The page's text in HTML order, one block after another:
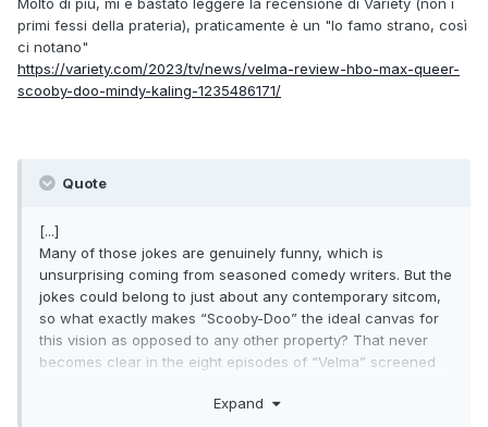
Molto di più, mi è bastato leggere la recensione di Variety (non i
primi fessi della prateria), praticamente è un "lo famo strano, così
ci notano"
https://variety.com/2023/tv/news/velma-review-hbo-max-queer-
scooby-doo-mindy-kaling-1235486171/
Quote
[...]
Many of those jokes are genuinely funny, which is
unsurprising coming from seasoned comedy writers. But the
jokes could belong to just about any contemporary sitcom,
so what exactly makes “Scooby-Doo” the ideal canvas for
this vision as opposed to any other property? That never
becomes clear in the eight episodes of “Velma” screened
reverence for the source material. It’s the halfway point
Expand